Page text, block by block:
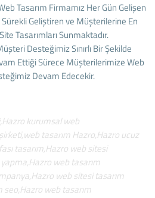
Tasarım Firmamız Her Gün Gelişen
Sürekli Geliştiren ve Müşterilerine En
Tasarımları Sunmaktadır.
Desteğimiz Sınırlı Bir Şekilde
Ettiği Sürece Müşterilerimize Web
Devam Edecekir.
kurumsal web
tasarım Hazro,Hazro ucuz
tasarım,Hazro web sitesi
web tasarım
web sitesi tasarım
web tasarım